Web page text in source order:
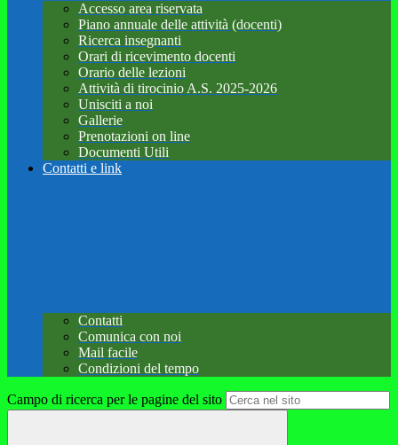
Accesso area riservata
Piano annuale delle attività (docenti)
Ricerca insegnanti
Orari di ricevimento docenti
Orario delle lezioni
Attività di tirocinio A.S. 2025-2026
Unisciti a noi
Gallerie
Prenotazioni on line
Documenti Utili
Contatti e link
Contatti
Comunica con noi
Mail facile
Condizioni del tempo
Campo di ricerca per le pagine del sito